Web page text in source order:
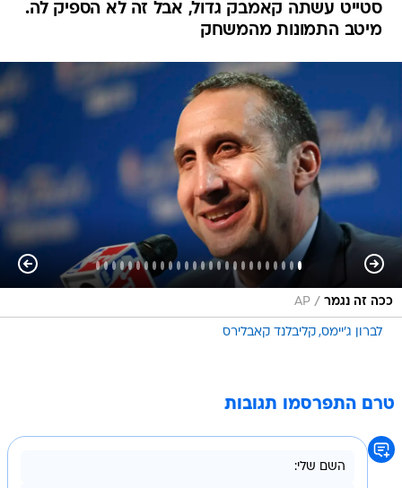
סטייט עשתה קאמבק גדול, אבל זה לא הספיק לה.
מיטב התמונות מהמשחק
ככה זה נגמר /
AP
לברון ג'יימס קליבלנד קאבלירס
טרם התפרסמו תגובות